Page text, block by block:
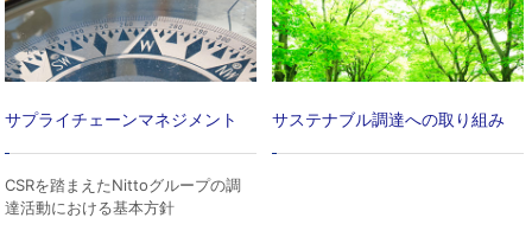
サプライチェーンマネジメント
CSRを踏まえたNittoグループの調
達活動における基本方針
サステナブル調達への取り組み